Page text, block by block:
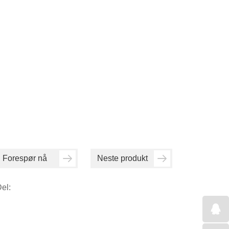
Forespør nå Neste produkt